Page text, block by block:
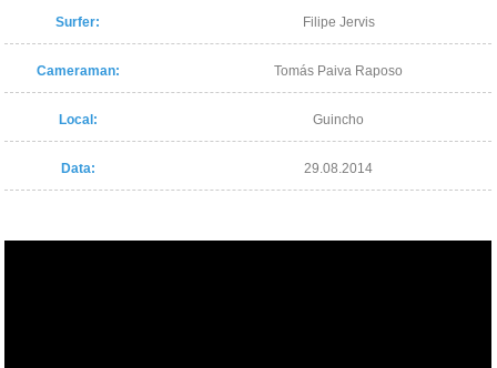
Surfer: Filipe Jervis
Cameraman: Tomás Paiva Raposo
Local: Guincho
Data: 29.08.2014